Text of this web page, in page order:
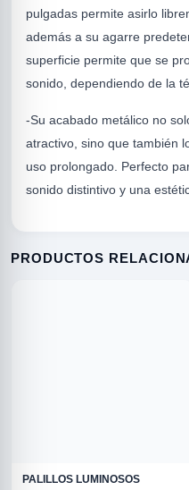
pulgadas permite asirlo
además a su agarre
superficie permite que se
sonido, dependiendo de la
-Su acabado metálico no
atractivo, sino que también
uso prolongado. Perfecto
sonido distintivo y una
PRODUCTOS
PALILLOS LUMINOSOS